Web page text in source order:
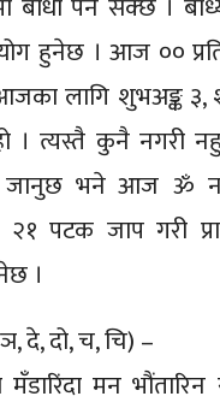
हुनेछ । आज ००
लागि शुभअङ्क
। त्यस्तै कुनै नगरी
जानुछ भने आज ॐ
२१ पटक जाप गरी
।
दे, दो, च, चि) –
मन